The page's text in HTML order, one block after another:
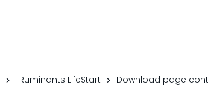
Ruminants LifeStart Download page